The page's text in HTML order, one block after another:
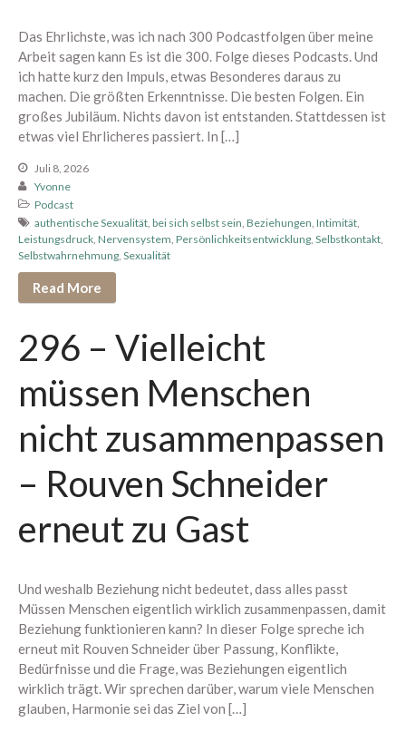
Neu hier? Starte mit diesen
Podcastfolgen
304 – Zusammen zum
Höhepunkt kommen
303 – Warum Erwartungen beim
Sex so viel kaputt machen
hart mit uns
Juli 2026
Mai 2026
April 2026
Februar 2026
Dezember 2025
November 2025
Oktober 2025
September 2025
August 2025
Juli 2025
Das Ehrlichste, was ich nach 300 Podcastfolgen über meine
Arbeit sagen kann Es ist die 300. Folge dieses Podcasts. Und
ich hatte kurz den Impuls, etwas Besonderes daraus zu
machen. Die größten Erkenntnisse. Die besten Folgen. Ein
großes Jubiläum. Nichts davon ist entstanden. Stattdessen ist
etwas viel Ehrlicheres passiert. In […]
Juli 8, 2026
Yvonne
Podcast
authentische Sexualität, bei sich selbst sein, Beziehungen, Intimität,
Leistungsdruck, Nervensystem, Persönlichkeitsentwicklung, Selbstkontakt,
Selbstwahrnehmung, Sexualität
Read More
296 – Vielleicht
müssen Menschen
nicht zusammenpassen
– Rouven Schneider
erneut zu Gast
Und weshalb Beziehung nicht bedeutet, dass alles passt
Müssen Menschen eigentlich wirklich zusammenpassen, damit
Beziehung funktionieren kann? In dieser Folge spreche ich
erneut mit Rouven Schneider über Passung, Konflikte,
Bedürfnisse und die Frage, was Beziehungen eigentlich
wirklich trägt. Wir sprechen darüber, warum viele Menschen
glauben, Harmonie sei das Ziel von […]